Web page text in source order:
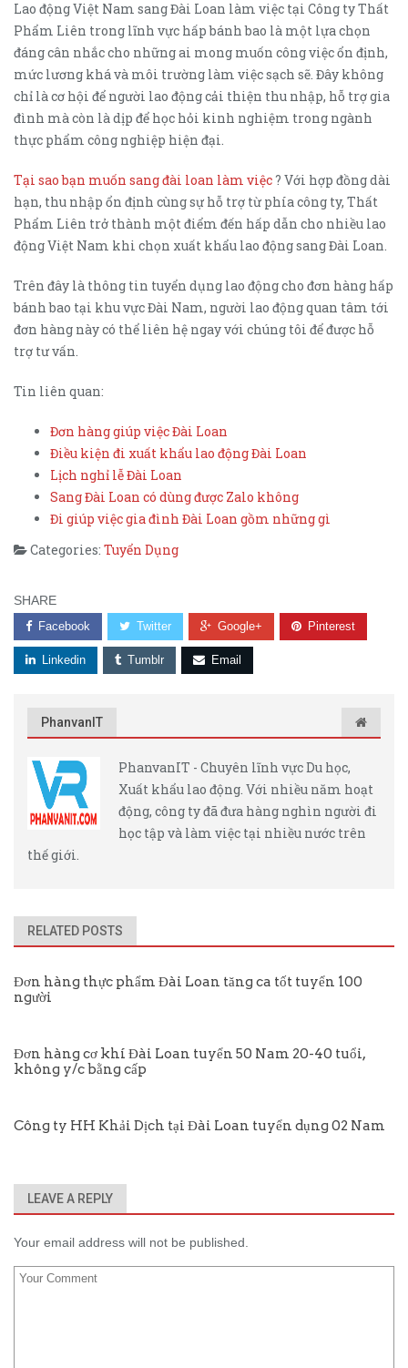
Lao động Việt Nam sang Đài Loan làm việc tại Công ty Thất
Phẩm Liên trong lĩnh vực hấp bánh bao là một lựa chọn
đáng cân nhắc cho những ai mong muốn công việc ổn định,
mức lương khá và môi trường làm việc sạch sẽ. Đây không
chỉ là cơ hội để người lao động cải thiện thu nhập, hỗ trợ gia
đình mà còn là dịp để học hỏi kinh nghiệm trong ngành
thực phẩm công nghiệp hiện đại.
Tại sao bạn muốn sang đài loan làm việc? Với hợp đồng dài
hạn, thu nhập ổn định cùng sự hỗ trợ từ phía công ty, Thất
Phẩm Liên trở thành một điểm đến hấp dẫn cho nhiều lao
động Việt Nam khi chọn xuất khẩu lao động sang Đài Loan.
Trên đây là thông tin tuyển dụng lao động cho đơn hàng hấp
bánh bao tại khu vực Đài Nam, người lao động quan tâm tới
đơn hàng này có thể liên hệ ngay với chúng tôi để được hỗ
trợ tư vấn.
Tin liên quan:
Đơn hàng giúp việc Đài Loan
Điều kiện đi xuất khẩu lao động Đài Loan
Lịch nghỉ lễ Đài Loan
Sang Đài Loan có dùng được Zalo không
Đi giúp việc gia đình Đài Loan gồm những gì
Categories: Tuyển Dụng
SHARE
Facebook Twitter Google+ Pinterest
Linkedin Tumblr Email
PhanvanIT
PhanvanIT - Chuyên lĩnh vực Du học,
Xuất khẩu lao động. Với nhiều năm hoạt
động, công ty đã đưa hàng nghìn người đi
học tập và làm việc tại nhiều nước trên
thế giới.
RELATED POSTS
Đơn hàng thực phẩm Đài Loan tăng ca tốt tuyển 100
người
Đơn hàng cơ khí Đài Loan tuyển 50 Nam 20-40 tuổi,
không y/c bằng cấp
Công ty HH Khải Dịch tại Đài Loan tuyển dụng 02 Nam
LEAVE A REPLY
Your email address will not be published.